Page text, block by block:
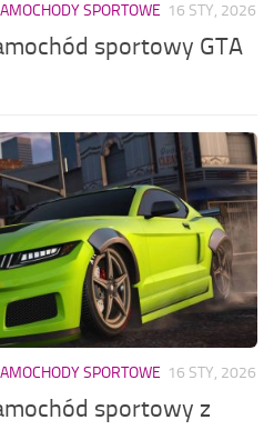
SPORTOWE 16 STY, 2026
sportowy GTA
SPORTOWE 16 STY, 2026
sportowy z